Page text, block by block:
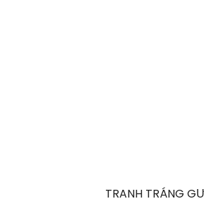
TRANH TRÁNG